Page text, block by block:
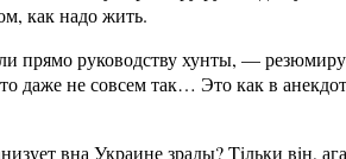
как надо жить.
прямо руководству хунты, —
даже не совсем так… Это как в
вна Украине зрады? Tiльки вiн,